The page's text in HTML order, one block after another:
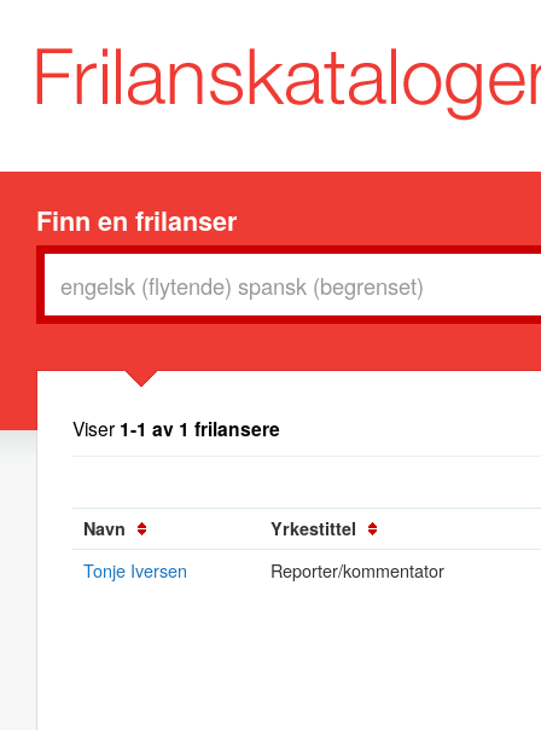
Finn en frilanser
Viser 1-1 av 1 frilansere
Navn Yrkestittel
Tonje Iversen Reporter/kommentator